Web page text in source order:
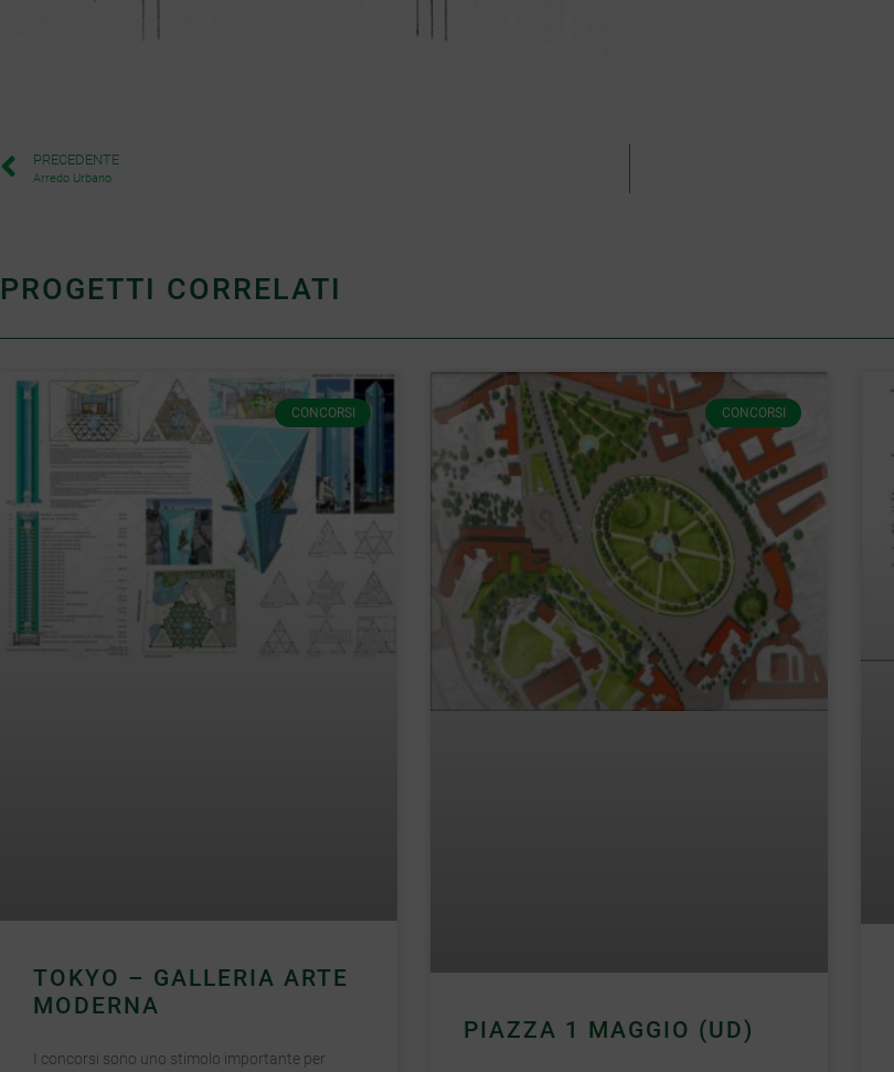
PRECEDENTE
Arredo Urbano
PROGETTI CORRELATI
CONCORSI
TOKYO – GALLERIA ARTE
MODERNA
I concorsi sono uno stimolo importante per
CONCORSI
PIAZZA 1 MAGGIO (UD)